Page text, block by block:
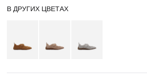
В ДРУГИХ ЦВЕТАХ